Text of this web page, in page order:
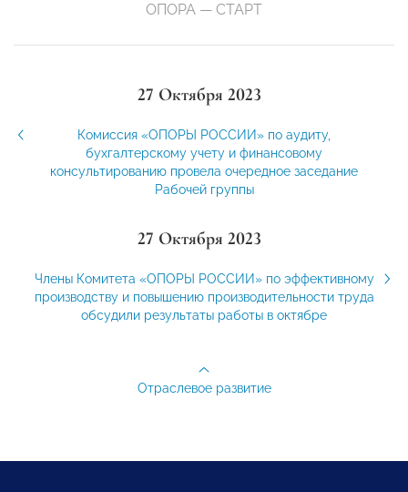
ОПОРА — СТАРТ
27 Октября 2023
Комиссия «ОПОРЫ РОССИИ» по аудиту,
бухгалтерскому учету и финансовому
консультированию провела очередное заседание
Рабочей группы
27 Октября 2023
Члены Комитета «ОПОРЫ РОССИИ» по эффективному
производству и повышению производительности труда
обсудили результаты работы в октябре
Отраслевое развитие